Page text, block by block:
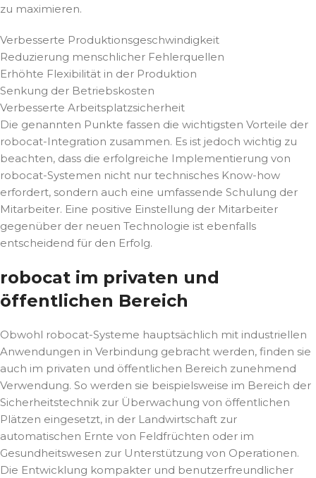
zu maximieren.
Verbesserte Produktionsgeschwindigkeit
Reduzierung menschlicher Fehlerquellen
Erhöhte Flexibilität in der Produktion
Senkung der Betriebskosten
Verbesserte Arbeitsplatzsicherheit
Die genannten Punkte fassen die wichtigsten Vorteile der
robocat-Integration zusammen. Es ist jedoch wichtig zu
beachten, dass die erfolgreiche Implementierung von
robocat-Systemen nicht nur technisches Know-how
erfordert, sondern auch eine umfassende Schulung der
Mitarbeiter. Eine positive Einstellung der Mitarbeiter
gegenüber der neuen Technologie ist ebenfalls
entscheidend für den Erfolg.
robocat im privaten und
öffentlichen Bereich
Obwohl robocat-Systeme hauptsächlich mit industriellen
Anwendungen in Verbindung gebracht werden, finden sie
auch im privaten und öffentlichen Bereich zunehmend
Verwendung. So werden sie beispielsweise im Bereich der
Sicherheitstechnik zur Überwachung von öffentlichen
Plätzen eingesetzt, in der Landwirtschaft zur
automatischen Ernte von Feldfrüchten oder im
Gesundheitswesen zur Unterstützung von Operationen.
Die Entwicklung kompakter und benutzerfreundlicher